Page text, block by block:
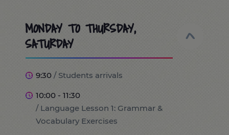
MONDAY TO THURSDAY,
SATURDAY
9:30 / Students arrivals
10:00 - 11:30
/ Language Lesson 1: Grammar &
Vocabulary Exercises